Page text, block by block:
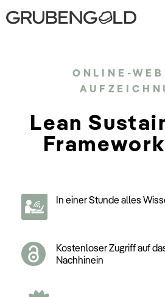
ONLINE-
Lean
In einer Stunde alles
Kostenloser Zugriff auf
Nachhinein